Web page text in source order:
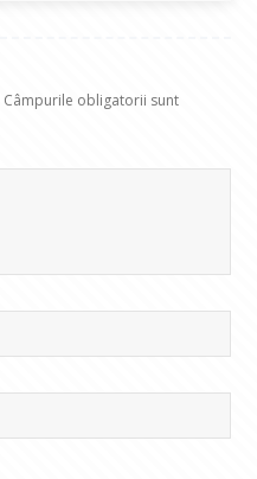
Câmpurile obligatorii sunt